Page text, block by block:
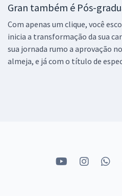
Gran também é Pós-
Com apenas um clique, você
inicia a transformação da sua
sua jornada rumo a aprovação
almeja, e já com o título de